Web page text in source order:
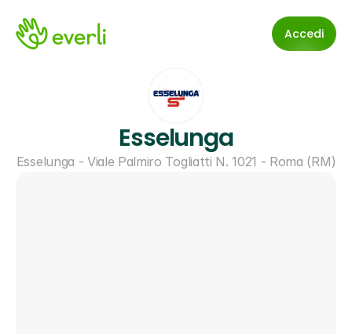
Accedi
Esselunga
Esselunga - Viale Palmiro Togliatti N. 1021 - Roma (RM)